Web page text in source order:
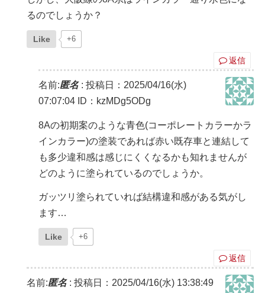
るのでしょうか？
Like +6
返信
名前:匿名: 投稿日：2025/04/16(水)
07:07:04 ID：kzMDg5ODg
8Aの初期案のような青色(コーポレートカラーかラ
インカラー)の塗装であれば赤い既存車と連結して
も多少違和感は感じにくくなるかも知れませんが
どのように塗られているのでしょうか。
ガッツリ塗られていれば結構違和感がある気がし
ます…
Like +6
返信
名前:匿名: 投稿日：2025/04/16(水) 13:38:49